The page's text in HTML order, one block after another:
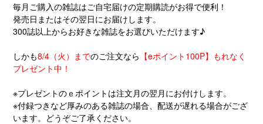
毎月ご購入の雑誌はご自宅届けの定期購読がお得で便利！
発売日またはその翌日にお届けします。
300誌以上からお好きな雑誌をお選びいただけます♪
しかも8/4（火）までのご注文なら 【eポイント100P】もれなく
プレゼント中！
※プレゼントのｅポイントは注文月の翌月にお付けします。
※付録つきなど厚みのある雑誌の場合、配送が遅れる場合がござ
います。どうぞご了承ください。